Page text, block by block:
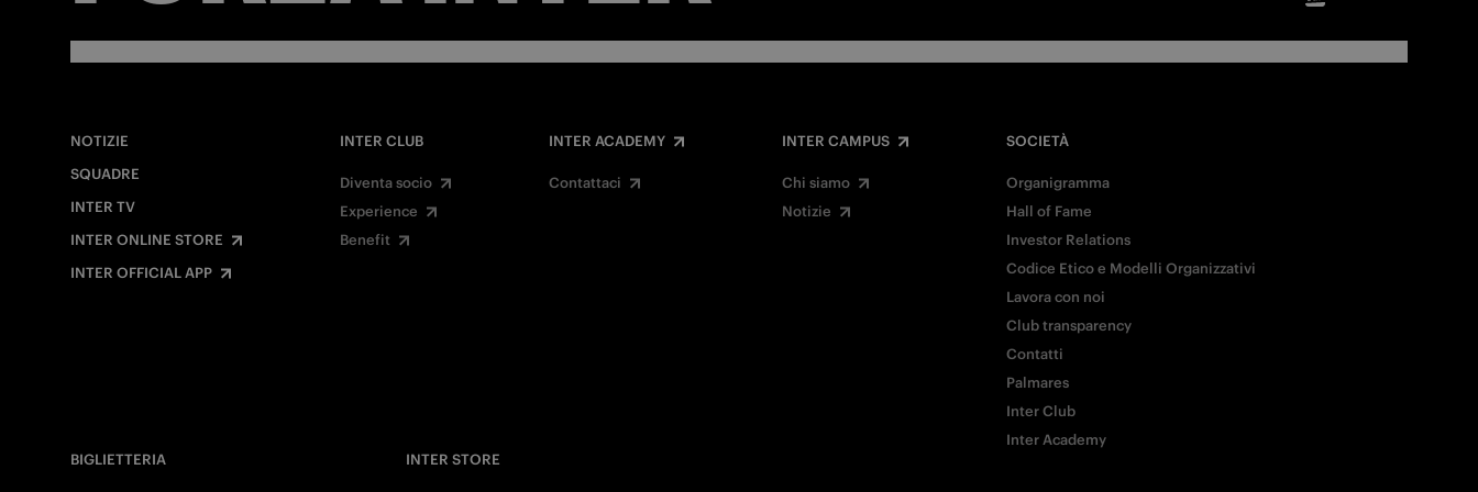
NOTIZIE
SQUADRE
INTER TV
INTER ONLINE STORE
INTER OFFICIAL APP
INTER CLUB
Diventa socio
Experience
Benefit
INTER ACADEMY
Contattaci
INTER CAMPUS
Chi siamo
Notizie
SOCIETÀ
Organigramma
Hall of Fame
Investor Relations
Codice Etico e Modelli Organizzativi
Lavora con noi
Club transparency
Contatti
Palmares
Inter Club
Inter Academy
BIGLIETTERIA
INTER STORE